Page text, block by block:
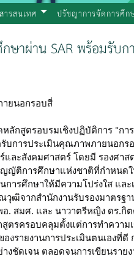
ารสนเทศ ปรัชญาการจัดการศึก
ษาผ่าน SAR พร้อมรับ
ายนอกรอบสี่
สูตรอบรมเชิงปฏิบัติการ "การ
บการประเมินคุณภาพภายนอก
ะสังคมศาสตร์ โดยมี รองศาส
ญัติการศึกษาแห่งชาติที่กำหนด
ารศึกษาให้มีความโปร่งใส แล
ฒิจากสำนักงานรับรองมาตร
สมศ. และ นาวาตรีหญิง ดร.กิต
รครอบคลุมตั้งแต่การทำความ
ายงานการประเมินตนเองที่ดี
ชัดเจน ตลอดจนการเขียนราย